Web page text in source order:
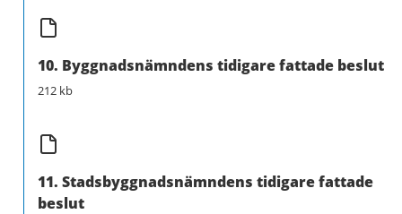
10. Byggnadsnämndens tidigare fattade beslut
212 kb
11. Stadsbyggnadsnämndens tidigare fattade
beslut